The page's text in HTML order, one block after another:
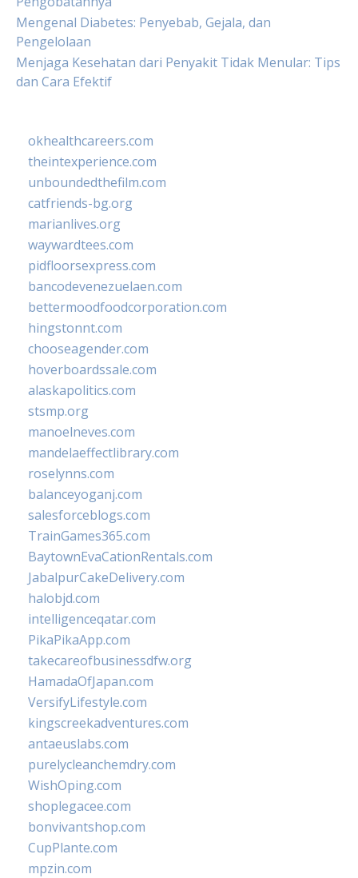
Mengenal Diabetes: Penyebab, Gejala, dan
Pengelolaan
Menjaga Kesehatan dari Penyakit Tidak Menular: Tips
dan Cara Efektif
okhealthcareers.com
theintexperience.com
unboundedthefilm.com
catfriends-bg.org
marianlives.org
waywardtees.com
pidfloorsexpress.com
bancodevenezuelaen.com
bettermoodfoodcorporation.com
hingstonnt.com
chooseagender.com
hoverboardssale.com
alaskapolitics.com
stsmp.org
manoelneves.com
mandelaeffectlibrary.com
roselynns.com
balanceyoganj.com
salesforceblogs.com
TrainGames365.com
BaytownEvaCationRentals.com
JabalpurCakeDelivery.com
halobjd.com
intelligenceqatar.com
PikaPikaApp.com
takecareofbusinessdfw.org
HamadaOfJapan.com
VersifyLifestyle.com
kingscreekadventures.com
antaeuslabs.com
purelycleanchemdry.com
WishOping.com
shoplegacee.com
bonvivantshop.com
CupPlante.com
mpzin.com